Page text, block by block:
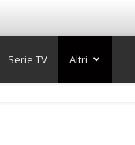
Serie TV Altri